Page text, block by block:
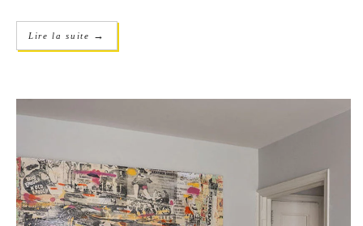
Lire la suite →